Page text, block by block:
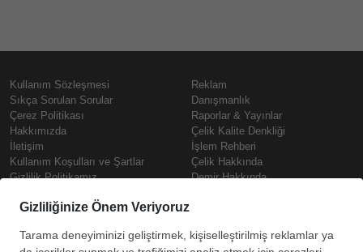
Kullanım Sözleşmesi
Sıkça Sorulan Sorular
Çerez Politikası
Hakkımızda
İletişim
Kullanım Koşulları ve Şartlar
Gizlilik Politikamız
Prime
Reklam
Danışmanlık
Raporlar & Yayınlar
Çelik Kalite Denkliği
İşlem Rehberi
Çelik Hakkında
Demir Hakkında
Çelik Fiyatları Copyright © SteelOrbis Elektronik